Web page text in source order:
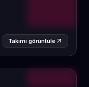
Takımı görüntüle arrow_outward